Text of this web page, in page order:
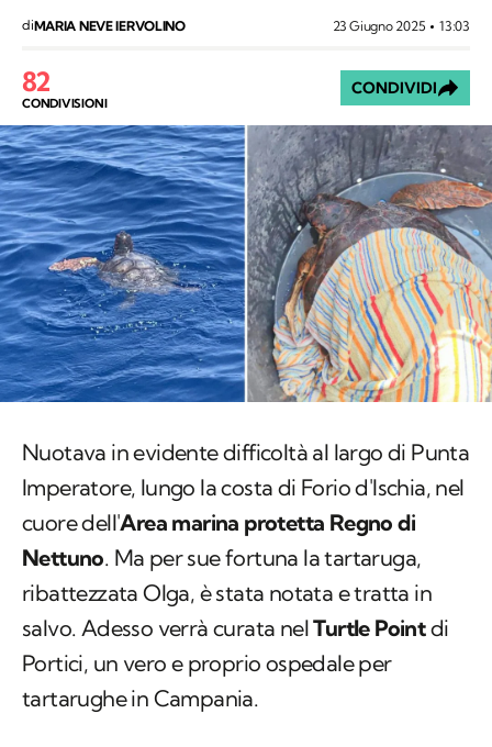
diMARIA NEVE IERVOLINO 23 Giugno 2025 13:03
82
CONDIVISIONI
CONDIVIDI
Nuotava in evidente difficoltà al largo di Punta
Imperatore, lungo la costa di Forio d'Ischia, nel
cuore dell'Area marina protetta Regno di
Nettuno. Ma per sue fortuna la tartaruga,
ribattezzata Olga, è stata notata e tratta in
salvo. Adesso verrà curata nelTurtle Pointdi
Portici, un vero e proprio ospedale per
tartarughe in Campania.